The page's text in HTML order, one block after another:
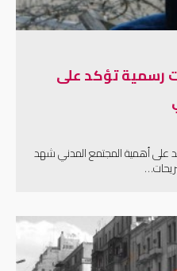
رسمية تؤكد على
على أهمية المجتمع المدني شهد